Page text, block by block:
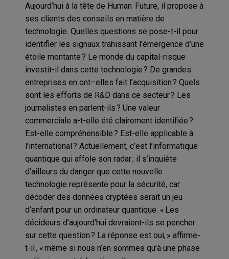
Aujourd’hui à la tête de Human Future, il propose à
ses clients des conseils en matière de
technologie. Quelles questions se pose-t-il pour
identifier les signaux trahissant l’émergence d’une
étoile montante? Le monde du capital-risque
investit-il dans cette technologie ? De grandes
entreprises en ont–elles fait l’acquisition ? Quels
sont les efforts de R&D dans ce secteur ? Les
journalistes en parlent-ils ? Une valeur
commerciale a-t-elle été clairement identifiée ?
Est-elle compréhensible ? Est-elle applicable à
l’international ? Actuellement, c’est l’informatique
quantique qui affole son radar; il s’inquiète
d’ailleurs du danger que cette nouvelle
technologie représente pour la sécurité, car
décoder des données cryptées serait un jeu
d’enfant pour un ordinateur quantique. « Les
décideurs d’aujourd’hui devraient-ils se pencher
sur cette question ? La réponse est oui, » affirme-
t-il, « même si nous n’en sommes qu’à une phase